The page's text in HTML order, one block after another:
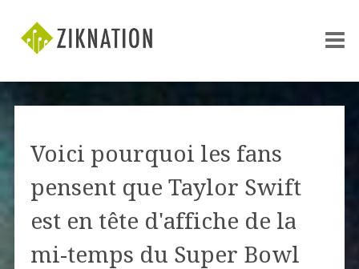
Voici pourquoi les fans
pensent que Taylor Swift
est en tête d'affiche de la
mi-temps du Super Bowl